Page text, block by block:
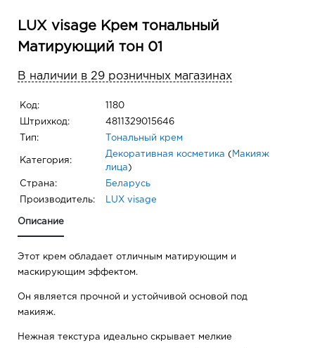
LUX visage Крем тональный
Матирующий тон 01
В наличии в 29 розничных магазинах
Код: 1180
Штрихкод: 4811329015646
Тип: Тональный крем
Категория:
Декоративная косметика ( Макияж
лица )
Страна: Беларусь
Производитель: LUX visage
Описание
Этот крем обладает отличным матирующим и
маскирующим эффектом.
Он является прочной и устойчивой основой под
макияж.
Нежная текстура идеально скрывает мелкие